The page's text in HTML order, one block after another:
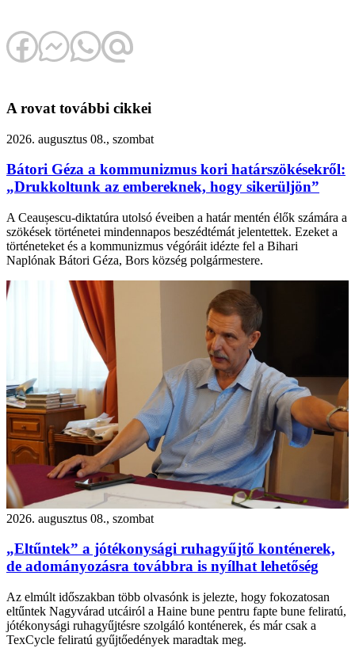
A rovat további cikkei
2026. augusztus 08., szombat
Bátori Géza a kommunizmus kori határszökésekről:
„Drukkoltunk az embereknek, hogy sikerüljön”
A Ceaușescu-diktatúra utolsó éveiben a határ mentén élők számára a
szökések történetei mindennapos beszédtémát jelentettek. Ezeket a
történeteket és a kommunizmus végóráit idézte fel a Bihari
Naplónak Bátori Géza, Bors község polgármestere.
2026. augusztus 08., szombat
„Eltűntek” a jótékonysági ruhagyűjtő konténerek,
de adományozásra továbbra is nyílhat lehetőség
Az elmúlt időszakban több olvasónk is jelezte, hogy fokozatosan
eltűntek Nagyvárad utcáiról a Haine bune pentru fapte bune feliratú,
jótékonysági ruhagyűjtésre szolgáló konténerek, és már csak a
TexCycle feliratú gyűjtőedények maradtak meg.